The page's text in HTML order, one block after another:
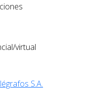
virtual
S.A.